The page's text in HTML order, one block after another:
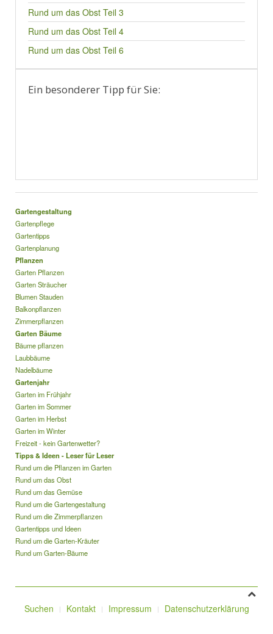
Rund um das Obst Teil 3
Rund um das Obst Teil 4
Rund um das Obst Teil 6
Ein besonderer Tipp für Sie:
Gartengestaltung
Gartenpflege
Gartentipps
Gartenplanung
Pflanzen
Garten Pflanzen
Garten Sträucher
Blumen Stauden
Balkonpflanzen
Zimmerpflanzen
Garten Bäume
Bäume pflanzen
Laubbäume
Nadelbäume
Gartenjahr
Garten im Frühjahr
Garten im Sommer
Garten im Herbst
Garten im Winter
Freizeit - kein Gartenwetter?
Tipps & Ideen - Leser für Leser
Rund um die Pflanzen im Garten
Rund um das Obst
Rund um das Gemüse
Rund um die Gartengestaltung
Rund um die Zimmerpflanzen
Gartentipps und Ideen
Rund um die Garten-Kräuter
Rund um Garten-Bäume
Suchen Kontakt Impressum Datenschutzerklärung